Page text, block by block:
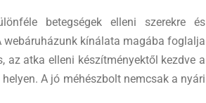
betegségek elleni szerekre és
kínálata magába foglalja
az atka elleni készítményektől kezdve a
A jó méhészbolt nemcsak a nyári